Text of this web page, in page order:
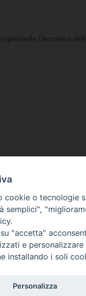
presiede l’incontro
cookie o tecnologie
semplici",
"accetta"
e
installando i soli
Personalizza